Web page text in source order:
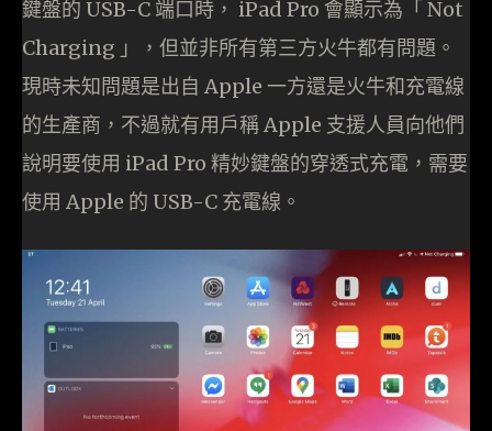
鍵盤的 USB-C 端口時， iPad Pro 會顯示為「 Not
Charging 」，但並非所有第三方火牛都有問題。
現時未知問題是出自 Apple 一方還是火牛和充電線
的生產商，不過就有用戶稱 Apple 支援人員向他們
說明要使用 iPad Pro 精妙鍵盤的穿透式充電，需要
使用 Apple 的 USB-C 充電線。